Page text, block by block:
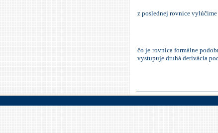
z poslednej rovnice
čo je rovnica formálne
vystupuje druhá derivácia